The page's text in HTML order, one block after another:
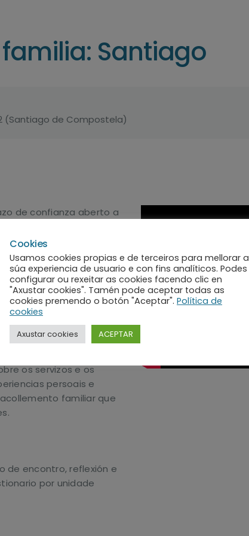
Santiago
(Santiago de Compostela)
de confianza aberto a
de adecuación
acollemento,… para
sobre temas
que imos falar é o
vexades o seguinte
que imos falar na
os servizos e os
persoais e
familiar que
de encontro, reflexión e
por unidade
Cookies
Usamos cookies propias e de terceiros para mellorar a
súa experiencia de usuario e con fins analíticos. Podes
configurar ou rexeitar as cookies facendo clic en
"Axustar cookies". Tamén pode aceptar todas as
cookies premendo o botón "Aceptar". Política de
cookies
Axustar cookies ACEPTAR